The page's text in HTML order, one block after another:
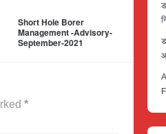
Short Hole Borer
Management -Advisory-
September-2021
*